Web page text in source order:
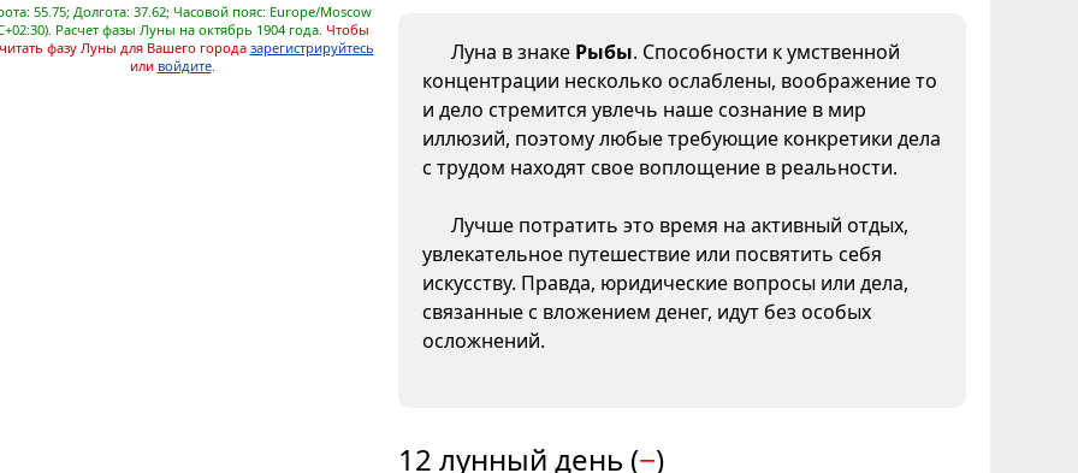
55.75; Долгота: 37.62; Часовой пояс: Europe/Moscow
Расчет фазы Луны на октябрь 1904 года. Чтобы
фазу Луны для Вашего города зарегистрируйтесь
или войдите.
Луна в знаке Рыбы. Способности к умственной
концентрации несколько ослаблены, воображение то
и дело стремится увлечь наше сознание в мир
иллюзий, поэтому любые требующие конкретики дела
с трудом находят свое воплощение в реальности.
Лучше потратить это время на активный отдых,
увлекательное путешествие или посвятить себя
искусству. Правда, юридические вопросы или дела,
связанные с вложением денег, идут без особых
осложнений.
12 лунный день (−)